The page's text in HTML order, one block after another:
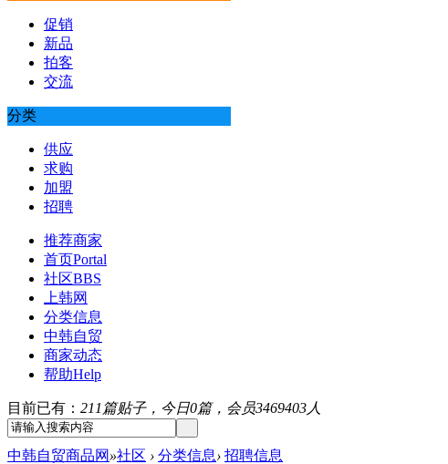
促销
新品
拍客
交流
分类
供应
求购
加盟
招聘
推荐商家
首页Portal
社区BBS
上韩网
分类信息
中韩自贸
商家动态
帮助Help
目前已有： 211篇贴子，今日0篇，会员3469403人
中韩自贸商品网 »社区 › 分类信息› 招聘信息